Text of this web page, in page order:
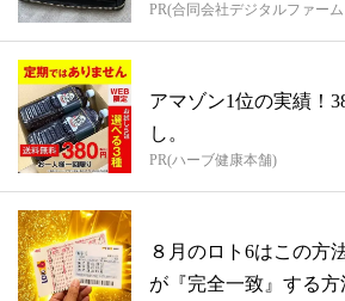
PR(合同会社デジタルファー
アマゾン1位の実績！
し。
PR(ハーブ健康本舗)
８月のロト6はこの方
が『完全一致』する方